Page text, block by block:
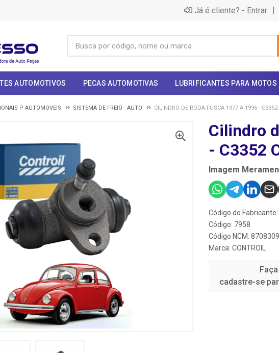
Já é cliente? - Entrar |
AUTOMOTIVOS PECAS AUTOMOTIVAS LUBRIFICANTES PARA MOTOS
P AUTOMOVEIS SISTEMA DE FREIO - AUTO CILINDRO DE RODA FUSCA 1977 A 1996 -
Cilindro
- C3352
Imagem
Código do
Código: 7958
Código NCM:
Marca: CONTROIL
cadastre-se